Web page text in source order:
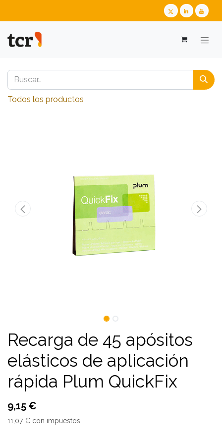
Todos los productos
Recarga de 45 apósitos
elásticos de aplicación
rápida Plum QuickFix
9,15 €
11,07 € con impuestos